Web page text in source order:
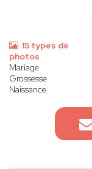
15 types de
photos
Mariage
Grossesse
Naissance